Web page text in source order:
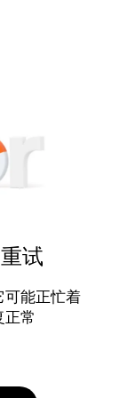
试
可能正忙着
正常